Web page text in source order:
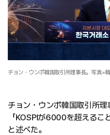
チョン・ウンボ韓国取引所理事長。写真=
チョン・ウンボ韓国取引所理
「KOSPIが6000を超えるこ
と述べた。